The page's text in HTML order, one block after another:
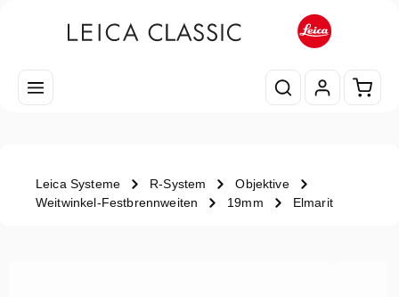
Leica Systeme R-System
Objektive
Weitwinkel-Festbrennweiten
19mm Elmarit